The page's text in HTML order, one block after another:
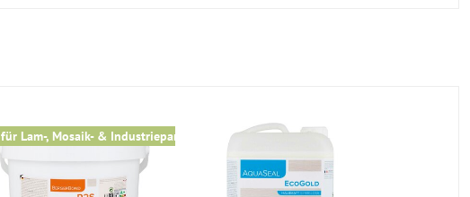
geeignet
geeignet
geeignet
für Lam-, Mosaik- & Industrieparkett